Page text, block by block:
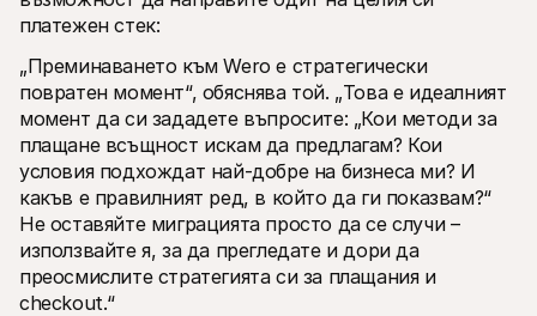
платежен стек:
„Преминаването към Wero е стратегически
повратен момент“, обяснява той. „Това е идеалният
момент да си зададете въпросите: „Кои методи за
плащане всъщност искам да предлагам? Кои
условия подхождат най-добре на бизнеса ми? И
какъв е правилният ред, в който да ги показвам?“
Не оставяйте миграцията просто да се случи –
използвайте я, за да прегледате и дори да
преосмислите стратегията си за плащания и
checkout.“